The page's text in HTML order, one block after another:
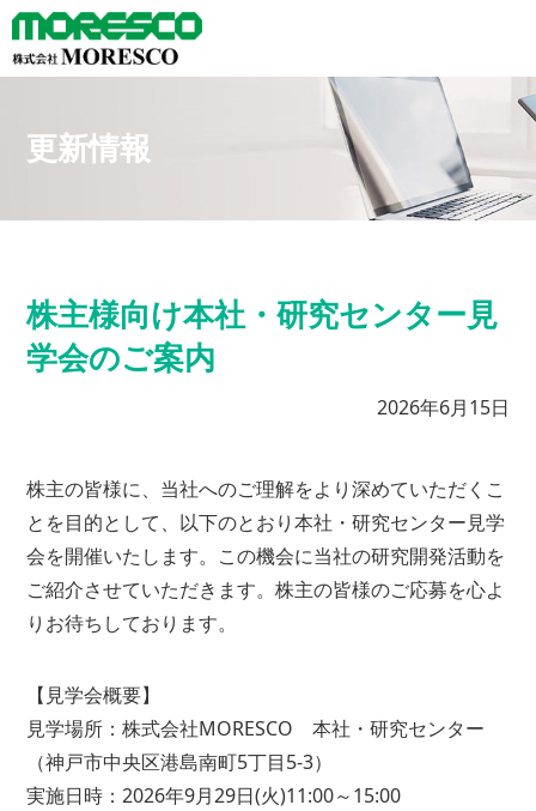
更新情報
株主様向け本社・研究センター見
学会のご案内
2026年6月15日
株主の皆様に、当社へのご理解をより深めていただくこ
とを目的として、以下のとおり本社・研究センター見学
会を開催いたします。この機会に当社の研究開発活動を
ご紹介させていただきます。株主の皆様のご応募を心よ
りお待ちしております。
【見学会概要】
見学場所：株式会社MORESCO 本社・研究センター
（神戸市中央区港島南町5丁目5-3）
実施日時：2026年9月29日(火)11:00～15:00